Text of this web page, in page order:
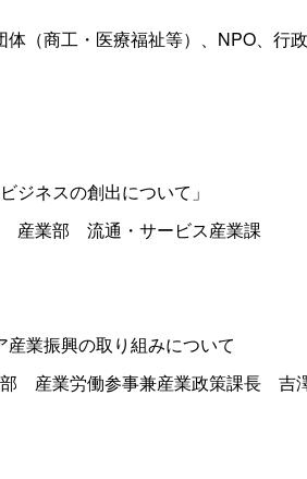
体（商工・医療福祉等）、NPO、行
ジネスの創出について」
産業部 流通・サービス産業課
産業振興の取り組みについて
部 産業労働参事兼産業政策課長 吉